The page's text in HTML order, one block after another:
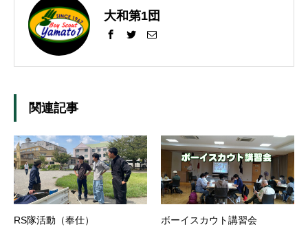
大和第1団
関連記事
RS隊活動（奉仕） ボーイスカウト講習会